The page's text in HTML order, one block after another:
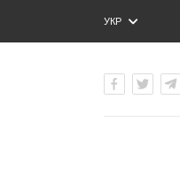
УКР
ENG